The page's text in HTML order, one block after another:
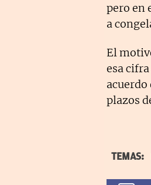
pero en
a
El
esa
plazos
TEMAS: